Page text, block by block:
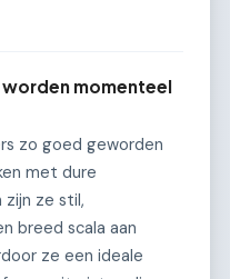
momenteel
zo goed geworden
met dure
zijn ze stil,
breed scala aan
ze een ideale